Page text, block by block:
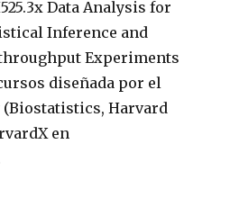
Data Analysis for
Inference and
Experiments
diseñada por el
Harvard
en